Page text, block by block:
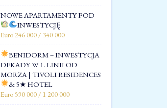
NOWE APARTAMENTY POD
INWESTYCJĘ
Euro 246 000 / 340 000
BENIDORM – INWESTYCJA
DEKADY W 1. LINII OD
MORZA | TIVOLI RESIDENCES
& 5★ HOTEL
Euro 590 000 / 1 200 000